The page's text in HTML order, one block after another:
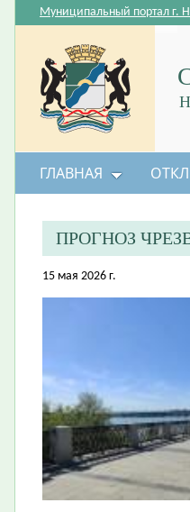
Муниципальный портал г.
ГЛАВНАЯ
ПРОГНОЗ
15 мая 2026 г.